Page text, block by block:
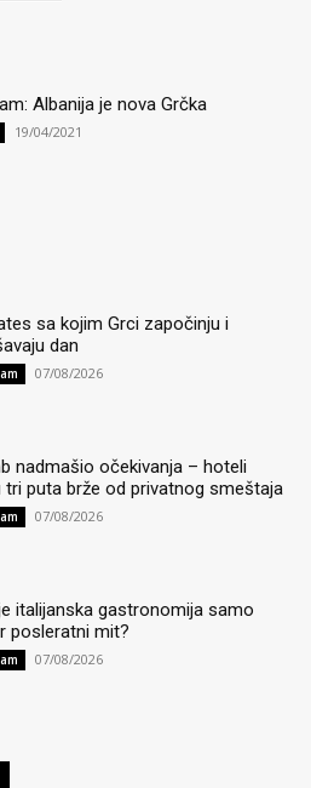
Albanija je nova Grčka
19/04/2021
sa kojim Grci započinju i
dan
07/08/2026
nadmašio očekivanja – hoteli
tri puta brže od privatnog smeštaja
07/08/2026
italijanska gastronomija samo
posleratni mit?
07/08/2026